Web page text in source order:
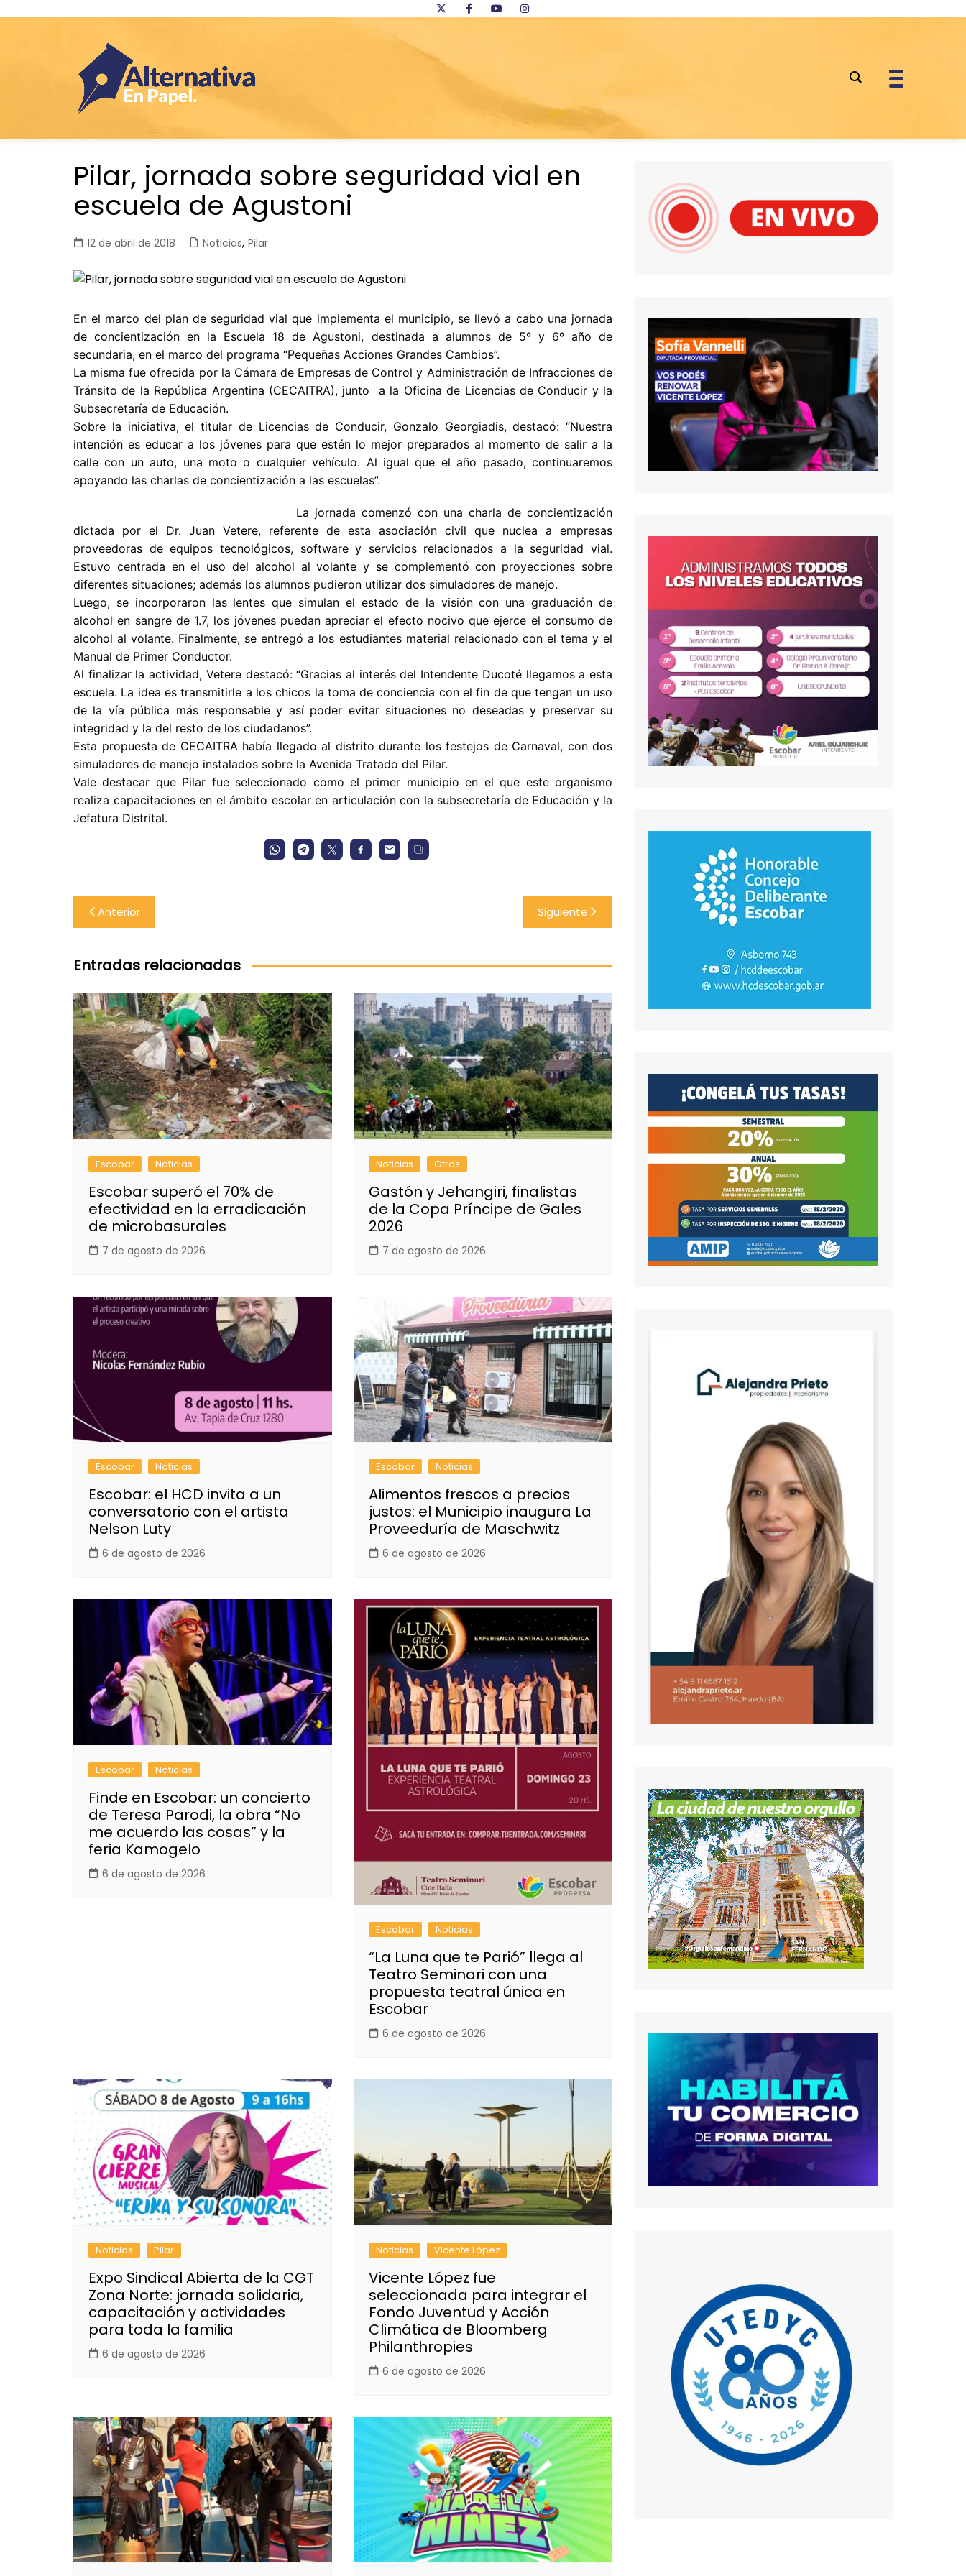
Pilar, jornada sobre seguridad vial en
escuela de Agustoni
12 de abril de 2018 Noticias, Pilar
En el marco del plan de seguridad vial que implementa el municipio, se llevó a cabo una jornada
de concientización en la Escuela 18 de Agustoni, destinada a alumnos de 5º y 6º año de
secundaria, en el marco del programa “Pequeñas Acciones Grandes Cambios”.
La misma fue ofrecida por la Cámara de Empresas de Control y Administración de Infracciones de
Tránsito de la República Argentina (CECAITRA), junto a la Oficina de Licencias de Conducir y la
Subsecretaría de Educación.
Sobre la iniciativa, el titular de Licencias de Conducir, Gonzalo Georgiadis, destacó: “Nuestra
intención es educar a los jóvenes para que estén lo mejor preparados al momento de salir a la
calle con un auto, una moto o cualquier vehículo. Al igual que el año pasado, continuaremos
apoyando las charlas de concientización a las escuelas”.
La jornada comenzó con una charla de concientización
dictada por el Dr. Juan Vetere, referente de esta asociación civil que nuclea a empresas
proveedoras de equipos tecnológicos, software y servicios relacionados a la seguridad vial.
Estuvo centrada en el uso del alcohol al volante y se complementó con proyecciones sobre
diferentes situaciones; además los alumnos pudieron utilizar dos simuladores de manejo.
Luego, se incorporaron las lentes que simulan el estado de la visión con una graduación de
alcohol en sangre de 1.7, los jóvenes puedan apreciar el efecto nocivo que ejerce el consumo de
alcohol al volante. Finalmente, se entregó a los estudiantes material relacionado con el tema y el
Manual de Primer Conductor.
Al finalizar la actividad, Vetere destacó: “Gracias al interés del Intendente Ducoté llegamos a esta
escuela. La idea es transmitirle a los chicos la toma de conciencia con el fin de que tengan un uso
de la vía pública más responsable y así poder evitar situaciones no deseadas y preservar su
integridad y la del resto de los ciudadanos”.
Esta propuesta de CECAITRA había llegado al distrito durante los festejos de Carnaval, con dos
simuladores de manejo instalados sobre la Avenida Tratado del Pilar.
Vale destacar que Pilar fue seleccionado como el primer municipio en el que este organismo
realiza capacitaciones en el ámbito escolar en articulación con la subsecretaría de Educación y la
Jefatura Distrital.
Navegación
de
entradas
Anterior Siguiente
Entradas relacionadas
Escobar Noticias
Escobar superó el 70% de
efectividad en la erradicación
de microbasurales
7 de agosto de 2026
Noticias Otros
Gastón y Jehangiri, finalistas
de la Copa Príncipe de Gales
2026
7 de agosto de 2026
Escobar Noticias
Escobar: el HCD invita a un
conversatorio con el artista
Nelson Luty
6 de agosto de 2026
Escobar Noticias
Alimentos frescos a precios
justos: el Municipio inaugura La
Proveeduría de Maschwitz
6 de agosto de 2026
Escobar Noticias
Finde en Escobar: un concierto
de Teresa Parodi, la obra “No
me acuerdo las cosas” y la
feria Kamogelo
6 de agosto de 2026
Escobar Noticias
“La Luna que te Parió” llega al
Teatro Seminari con una
propuesta teatral única en
Escobar
6 de agosto de 2026
Noticias Pilar
Expo Sindical Abierta de la CGT
Zona Norte: jornada solidaria,
capacitación y actividades
para toda la familia
6 de agosto de 2026
Noticias Vicente López
Vicente López fue
seleccionada para integrar el
Fondo Juventud y Acción
Climática de Bloomberg
Philanthropies
6 de agosto de 2026